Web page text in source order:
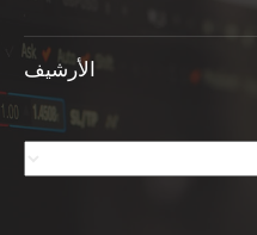
الأرشيف